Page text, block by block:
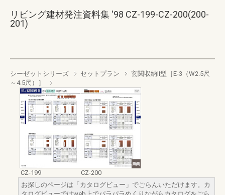
リビング建材発注資料集 '98 CZ-199-CZ-200(200-
201)
シーゼットシリーズ セットプラン
玄関収納II型［E-3（W2.5尺
～4.5尺）］
CZ-199
CZ-200
お探しのページは「カタログビュー」でごらんいただけます。カ